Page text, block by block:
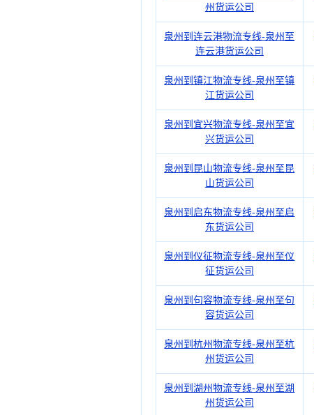
州货运公司
泉州到连云港物流专线-泉州至
连云港货运公司
泉州到镇江物流专线-泉州至镇
江货运公司
泉州到宜兴物流专线-泉州至宜
兴货运公司
泉州到昆山物流专线-泉州至昆
山货运公司
泉州到启东物流专线-泉州至启
东货运公司
泉州到仪征物流专线-泉州至仪
征货运公司
泉州到句容物流专线-泉州至句
容货运公司
泉州到杭州物流专线-泉州至杭
州货运公司
泉州到湖州物流专线-泉州至湖
州货运公司